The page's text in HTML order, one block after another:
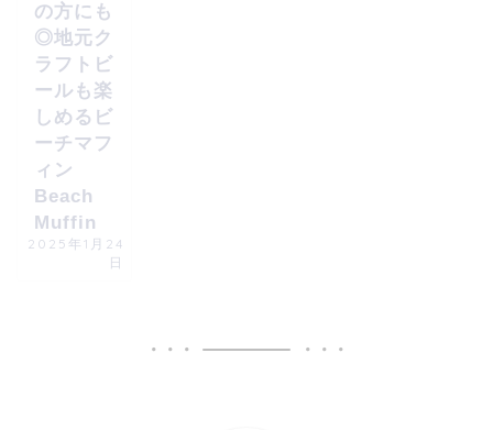
の方にも
◎地元ク
ラフトビ
ールも楽
しめるビ
ーチマフ
ィン
Beach
Muffin
2025年1月24
日